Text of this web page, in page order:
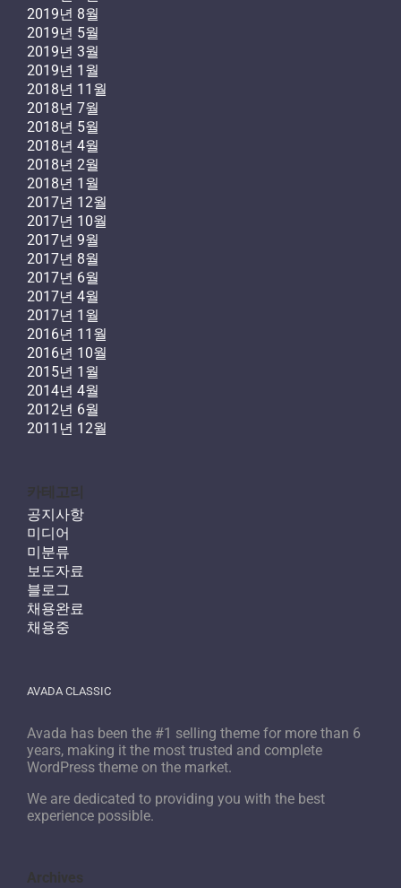
2019년 8월
2019년 5월
2019년 3월
2019년 1월
2018년 11월
2018년 7월
2018년 5월
2018년 4월
2018년 2월
2018년 1월
2017년 12월
2017년 10월
2017년 9월
2017년 8월
2017년 6월
2017년 4월
2017년 1월
2016년 11월
2016년 10월
2015년 1월
2014년 4월
2012년 6월
2011년 12월
카테고리
공지사항
미디어
미분류
보도자료
블로그
채용완료
채용중
AVADA CLASSIC
Avada has been the #1 selling theme for more than 6
years, making it the most trusted and complete
WordPress theme on the market.
We are dedicated to providing you with the best
experience possible.
Archives